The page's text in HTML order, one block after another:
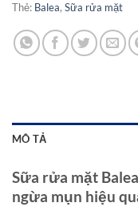
Thẻ: Balea, Sữa rửa mặt
MÔ TẢ
Sữa rửa mặt
ngừa mụn hiệu